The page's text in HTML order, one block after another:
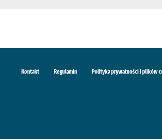
Kontakt Regulamin Polityka prywatności i plików